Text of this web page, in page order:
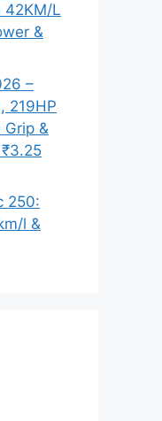
42KM/L
&
–
219HP
&
250:
l &